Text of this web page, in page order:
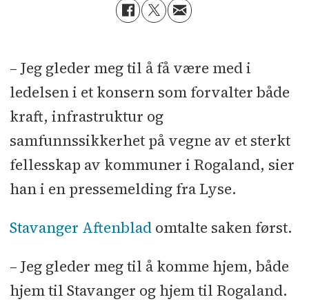
– Jeg gleder meg til å få være med i
ledelsen i et konsern som forvalter både
kraft, infrastruktur og
samfunnssikkerhet på vegne av et sterkt
fellesskap av kommuner i Rogaland, sier
han i en pressemelding fra Lyse.
Stavanger Aftenblad omtalte saken først.
– Jeg gleder meg til å komme hjem, både
hjem til Stavanger og hjem til Rogaland.